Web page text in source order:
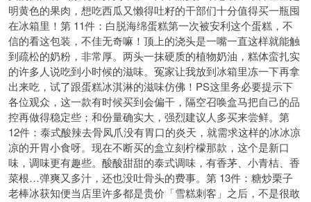
明黄色的果肉，想吃西瓜又懒得吐籽的干部们十分值得买一瓶囤
在冰箱里！第 11件：白脱海绵蛋糕第一次被安利这个蛋糕，不
信的看这包装，不佳无奇嘛！顶上的浇头是一嘴一直这样就能触
到疏松的奶粉，非常厚。两头一抹硬质的植物奶油，糕体蛮扎实
的许多人说吃到小时候的滋味。冤家让我放到冰箱里冻一下再拿
出来吃，试了跟蛋糕冰淇淋的滋味仿佛！PS这里务必要提示下
各位观众，这一款有时候买到会偏干，隔空召唤盒马把自己的品
控再做得稳定些；和份量确实大，强烈建议人多买来尝鲜。第
12件：泰式酸辣去骨凤爪没有胃口的炎天，就需求这样的冰冰凉
凉的开胃小食呀。现在不断买的盒立刻柠檬那款，这个是新口
味，调味更有趣些。酸酸甜甜的泰式调味，有香茅、小青桔、香
菜根…弹爽又多汁，还也没吐骨头的费事。第 13件：糖炒栗子
老棒冰获知便当店里许多都是贵价「雪糕刺客」之后，不是很敢